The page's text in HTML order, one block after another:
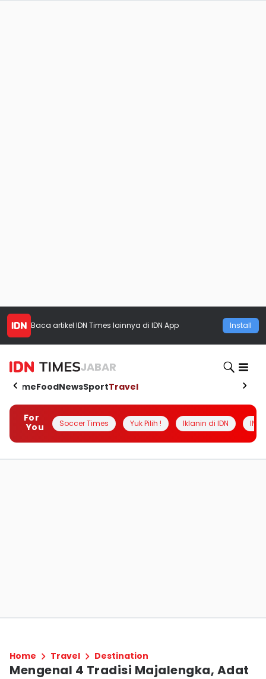
Baca artikel IDN Times lainnya di IDN App Install
JABAR
HomeFoodNewsSportTravel
For
You
Soccer Times Yuk Pilih ! Iklanin di IDN
Home Travel Destination
Mengenal 4 Tradisi Majalengka, Adat